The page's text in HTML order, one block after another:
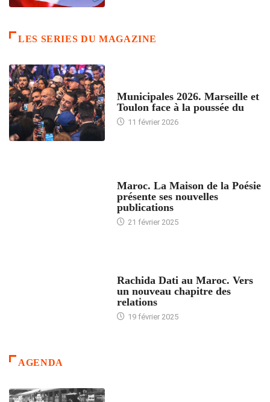
LES SERIES DU MAGAZINE
Municipales 2026. Marseille et
Toulon face à la poussée du
11 février 2026
Maroc. La Maison de la Poésie
présente ses nouvelles
publications
21 février 2025
Rachida Dati au Maroc. Vers
un nouveau chapitre des
relations
19 février 2025
AGENDA